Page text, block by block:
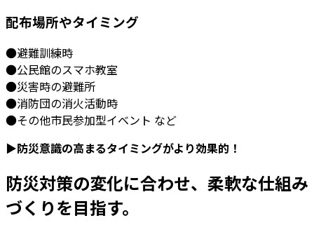
配布場所やタイミング
●避難訓練時
●公民館のスマホ教室
●災害時の避難所
●消防団の消火活動時
●その他市民参加型イベント など
▶防災意識の高まるタイミングがより効果的！
防災対策の変化に合わせ、柔軟な仕組み
づくりを目指す。